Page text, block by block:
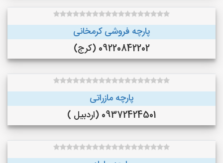
پارچه فروشی کرمخانی
09220842202 (کرج)
پارچه مازراتی
09372424501 (اردبیل )